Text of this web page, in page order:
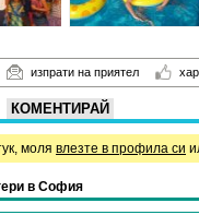
изпрати на приятел
КОМЕНТИРАЙ
моля влезте в профила си
в София